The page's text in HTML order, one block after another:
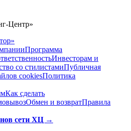
Центр»
Программа
Инвесторам и
со стилистамиПубличная
cookiesПолитика
Как сделать
Обмен и возвратПравила
сети ХЦ →